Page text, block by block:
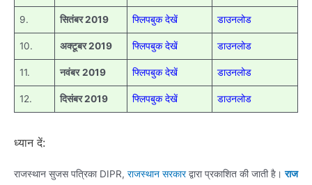
9. सितंबर 2019 फ्लिपबुक देखें डाउनलोड
10. अक्टूबर 2019 फ्लिपबुक देखें डाउनलोड
11. नवंबर 2019 फ्लिपबुक देखें डाउनलोड
12. दिसंबर 2019 फ्लिपबुक देखें डाउनलोड
ध्यान दें:
राजस्थान सुजस पत्रिका DIPR, राजस्थान सरकारद्वारा प्रकाशित की जाती है।राज